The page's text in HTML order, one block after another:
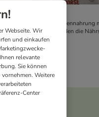
wurde Purizon
zubereitet werden die
Webseite. Wir
und einkaufen
relevante
Sie können
Weitere
Center